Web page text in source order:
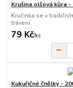
Krušina olšová kůra -
Kručinka se v
trávení.
79 Kč/ks
Kukuřičné čnělky -